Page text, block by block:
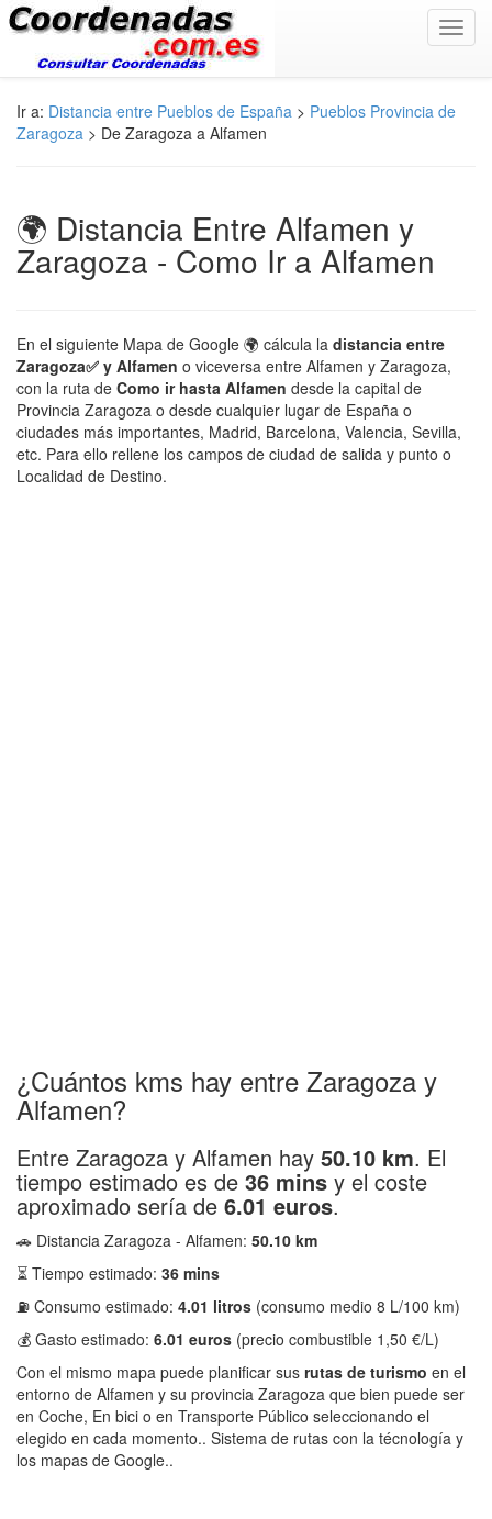
Ir a: Distancia entre Pueblos de España > Pueblos Provincia de
Zaragoza > De Zaragoza a Alfamen
🌍 Distancia Entre Alfamen y
Zaragoza - Como Ir a Alfamen
En el siguiente Mapa de Google 🌍 cálcula la distancia entre
Zaragoza✅ y Alfamen o viceversa entre Alfamen y Zaragoza,
con la ruta de Como ir hasta Alfamen desde la capital de
Provincia Zaragoza o desde cualquier lugar de España o
ciudades más importantes, Madrid, Barcelona, Valencia, Sevilla,
etc. Para ello rellene los campos de ciudad de salida y punto o
Localidad de Destino.
¿Cuántos kms hay entre Zaragoza y
Alfamen?
Entre Zaragoza y Alfamen hay 50.10 km. El
tiempo estimado es de 36 mins y el coste
aproximado sería de 6.01 euros.
🚗 Distancia Zaragoza - Alfamen: 50.10 km
⏳ Tiempo estimado: 36 mins
⛽ Consumo estimado: 4.01 litros (consumo medio 8 L/100 km)
💰 Gasto estimado: 6.01 euros (precio combustible 1,50 €/L)
Con el mismo mapa puede planificar sus rutas de turismo en el
entorno de Alfamen y su provincia Zaragoza que bien puede ser
en Coche, En bici o en Transporte Público seleccionando el
elegido en cada momento.. Sistema de rutas con la técnología y
los mapas de Google..